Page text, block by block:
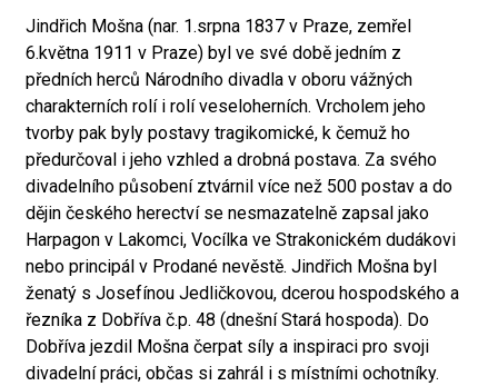
Jindřich Mošna (nar. 1.srpna 1837 v Praze, zemřel
6.května 1911 v Praze) byl ve své době jedním z
předních herců Národního divadla v oboru vážných
charakterních rolí i rolí veseloherních. Vrcholem jeho
tvorby pak byly postavy tragikomické, k čemuž ho
předurčoval i jeho vzhled a drobná postava. Za svého
divadelního působení ztvárnil více než 500 postav a do
dějin českého herectví se nesmazatelně zapsal jako
Harpagon v Lakomci, Vocílka ve Strakonickém dudákovi
nebo principál v Prodané nevěstě. Jindřich Mošna byl
ženatý s Josefínou Jedličkovou, dcerou hospodského a
řezníka z Dobříva č.p. 48 (dnešní Stará hospoda). Do
Dobříva jezdil Mošna čerpat síly a inspiraci pro svoji
divadelní práci, občas si zahrál i s místními ochotníky.